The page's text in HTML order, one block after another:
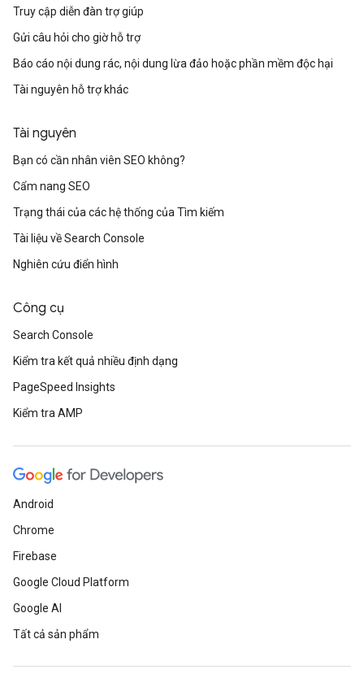
Truy cập diễn đàn trợ giúp
Gửi câu hỏi cho giờ hỗ trợ
Báo cáo nội dung rác, nội dung lừa đảo hoặc phần mềm độc hại
Tài nguyên hỗ trợ khác
Tài nguyên
Bạn có cần nhân viên SEO không?
Cẩm nang SEO
Trạng thái của các hệ thống của Tìm kiếm
Tài liệu về Search Console
Nghiên cứu điển hình
Công cụ
Search Console
Kiểm tra kết quả nhiều định dạng
PageSpeed Insights
Kiểm tra AMP
Android
Chrome
Firebase
Google Cloud Platform
Google AI
Tất cả sản phẩm